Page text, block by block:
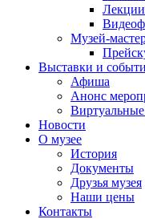
Музей-
Выставки и
Афиша
Анонс
Новости
О музее
История
Документы
Друзья музея
Наши цены
Контакты